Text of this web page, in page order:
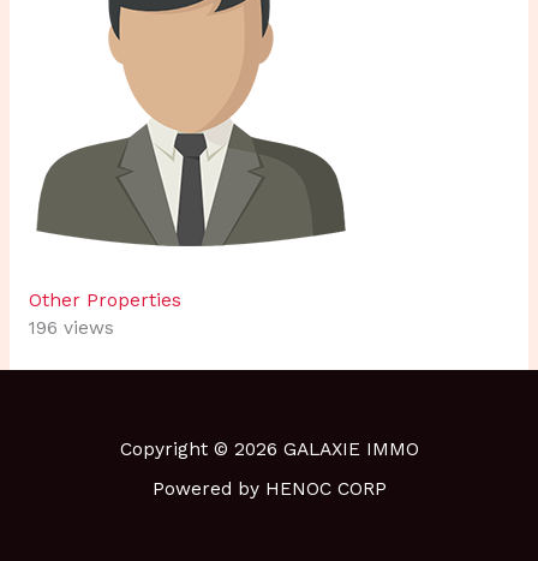
Other Properties
196 views
Copyright © 2026 GALAXIE IMMO
Powered by HENOC CORP